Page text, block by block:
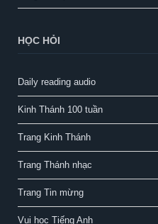
HỌC HỎI
Daily reading audio
Kinh Thánh 100 tuần
Trang Kinh Thánh
Trang Thánh nhạc
Trang Tin mừng
Vui học Tiếng Anh